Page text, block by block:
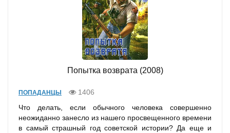
Попытка возврата (2008)
ПОПАДАНЦЫ
1406
Что делать, если обычного человека совершенно
неожиданно занесло из нашего просвещенного времени
в самый страшный год советской истории? Да еще и